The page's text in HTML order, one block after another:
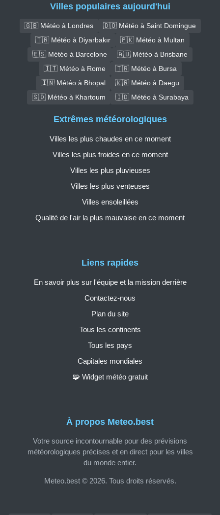
Villes populaires aujourd'hui
🇬🇧 Météo à Londres
🇩🇴 Météo à Saint Domingue
🇹🇷 Météo à Diyarbakır
🇵🇰 Météo à Multan
🇪🇸 Météo à Barcelone
🇦🇺 Météo à Brisbane
🇮🇹 Météo à Rome
🇹🇷 Météo à Bursa
🇮🇳 Météo à Bhopal
🇰🇷 Météo à Daegu
🇸🇩 Météo à Khartoum
🇮🇩 Météo à Surabaya
À propos Meteo.best
Votre source incontournable pour des prévisions
météorologiques précises et en direct pour les villes
du monde entier.
Meteo.best © 2026. Tous droits réservés.
Liens rapides
En savoir plus sur l'équipe et la mission derrière
Contactez-nous
Plan du site
Tous les continents
Tous les pays
Capitales mondiales
🧩 Widget météo gratuit
Extrêmes météorologiques
Villes les plus chaudes en ce moment
Villes les plus froides en ce moment
Villes les plus pluvieuses
Villes les plus venteuses
Villes ensoleillées
Qualité de l'air la plus mauvaise en ce moment